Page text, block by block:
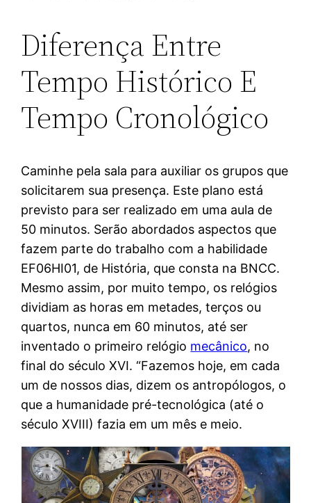
Diferença Entre
Tempo Histórico E
Tempo Cronológico
Caminhe pela sala para auxiliar os grupos que
solicitarem sua presença. Este plano está
previsto para ser realizado em uma aula de
50 minutos. Serão abordados aspectos que
fazem parte do trabalho com a habilidade
EF06HI01, de História, que consta na BNCC.
Mesmo assim, por muito tempo, os relógios
dividiam as horas em metades, terços ou
quartos, nunca em 60 minutos, até ser
inventado o primeiro relógio mecânico, no
final do século XVI. “Fazemos hoje, em cada
um de nossos dias, dizem os antropólogos, o
que a humanidade pré-tecnológica (até o
século XVIII) fazia em um mês e meio.